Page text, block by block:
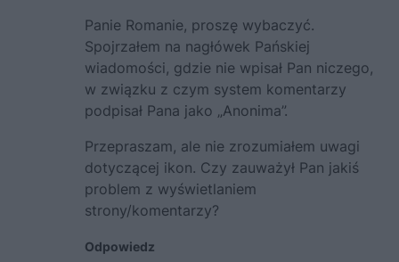
Panie Romanie, proszę wybaczyć.
Spojrzałem na nagłówek Pańskiej
wiadomości, gdzie nie wpisał Pan niczego,
w związku z czym system komentarzy
podpisał Pana jako „Anonima”.
Przepraszam, ale nie zrozumiałem uwagi
dotyczącej ikon. Czy zauważył Pan jakiś
problem z wyświetlaniem
strony/komentarzy?
Odpowiedz